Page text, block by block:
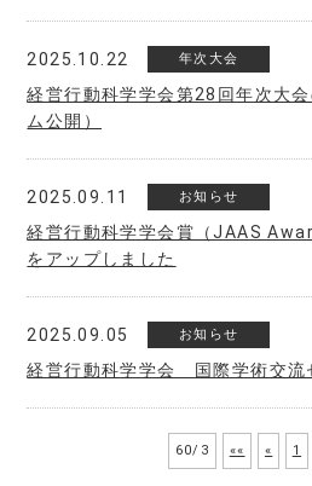
2025.10.22 年次大会
経営行動科学学会第28回年次大
ム公開）
2025.09.11 お知らせ
経営行動科学学会賞（JAAS
をアップしました
2025.09.05 お知らせ
経営行動科学学会 国際学術交流
60/3 «« « 1